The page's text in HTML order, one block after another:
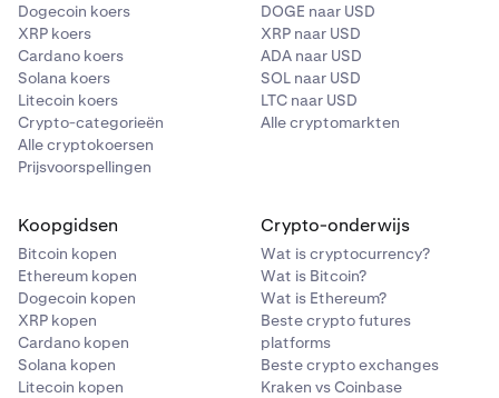
Dogecoin koers
XRP koers
Cardano koers
Solana koers
Litecoin koers
Crypto-categorieën
Alle cryptokoersen
Prijsvoorspellingen
DOGE naar USD
XRP naar USD
ADA naar USD
SOL naar USD
LTC naar USD
Alle cryptomarkten
Koopgidsen
Bitcoin kopen
Ethereum kopen
Dogecoin kopen
XRP kopen
Cardano kopen
Solana kopen
Litecoin kopen
Crypto-onderwijs
Wat is cryptocurrency?
Wat is Bitcoin?
Wat is Ethereum?
Beste crypto futures
platforms
Beste crypto exchanges
Kraken vs Coinbase